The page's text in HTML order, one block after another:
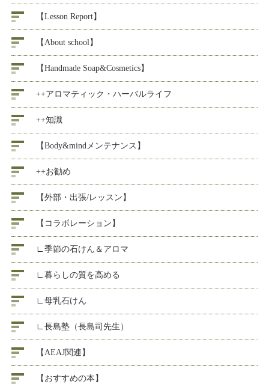
【Lesson Report】
【About school】
【Handmade Soap&Cosmetics】
++アロマティック・ハーバルライフ
++知識
【Body&mindメンテナンス】
++お勧め
【外部・出張/レッスン】
【コラボレーション】
∟季節の石けん＆アロマ
∟暮らしの質を高める
∟母乳石けん
∟長島塾（長島司先生）
【AEAJ関連】
【おすすめの本】